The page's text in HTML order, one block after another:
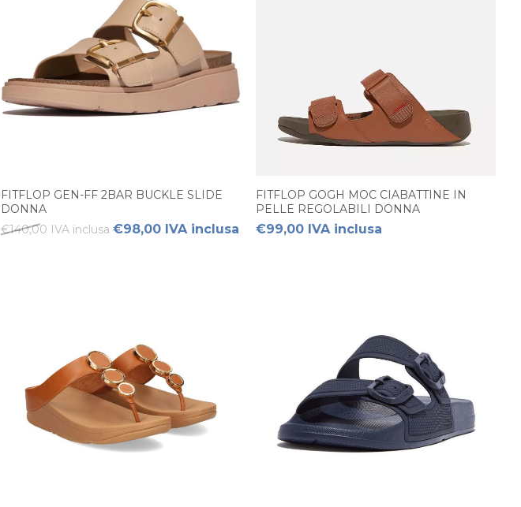
FITFLOP GEN-FF 2BAR BUCKLE SLIDE
DONNA
€140,00 IVA inclusa €98,00 IVA inclusa
FITFLOP GOGH MOC CIABATTINE IN
PELLE REGOLABILI DONNA
€99,00 IVA inclusa